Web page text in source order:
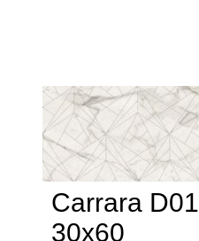
Carrara D01
30x60